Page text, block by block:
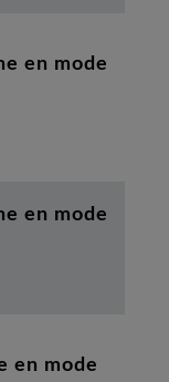
en mode
en mode
en mode